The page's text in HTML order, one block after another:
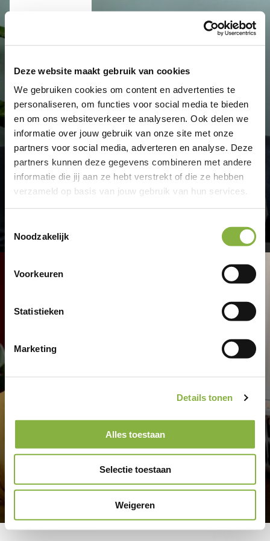
Deze website maakt gebruik van cookies
We gebruiken cookies om content en advertenties te
personaliseren, om functies voor social media te bieden
en om ons websiteverkeer te analyseren. Ook delen we
informatie over jouw gebruik van onze site met onze
partners voor social media, adverteren en analyse. Deze
partners kunnen deze gegevens combineren met andere
informatie die jij aan ze hebt verstrekt of die ze hebben
verzameld op basis van jouw gebruik van hun services.
Noodzakelijk
Voorkeuren
Statistieken
Marketing
Details tonen
Alles toestaan
Selectie toestaan
Weigeren
Menu
Ik ben nog geen
cliënt
Ik ben al cliënt